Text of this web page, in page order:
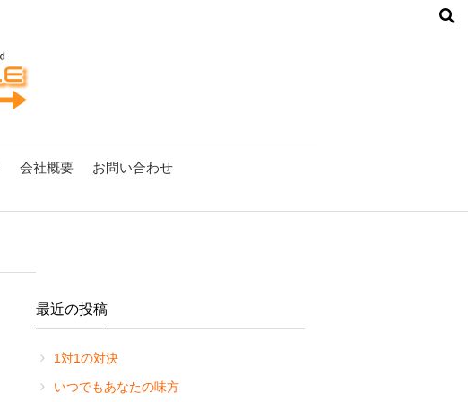
会社概要 お問い合わせ
最近の投稿
1対1の対決
いつでもあなたの味方